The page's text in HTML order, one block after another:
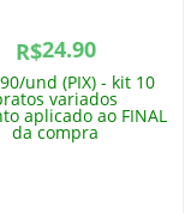
R$24.90
und (PIX) - kit 10
variados
aplicado ao FINAL
da compra